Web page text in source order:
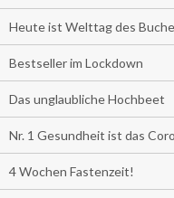
Heute ist Welttag des
Bestseller im Lockdown
Das unglaubliche Hochbeet
Nr. 1 Gesundheit ist das
4 Wochen Fastenzeit!